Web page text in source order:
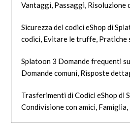
Vantaggi, Passaggi, Risoluzione
Sicurezza dei codici eShop di
codici, Evitare le truffe, Pratiche
Splatoon 3 Domande frequenti
Domande comuni, Risposte
Trasferimenti di Codici eShop di
Condivisione con amici,